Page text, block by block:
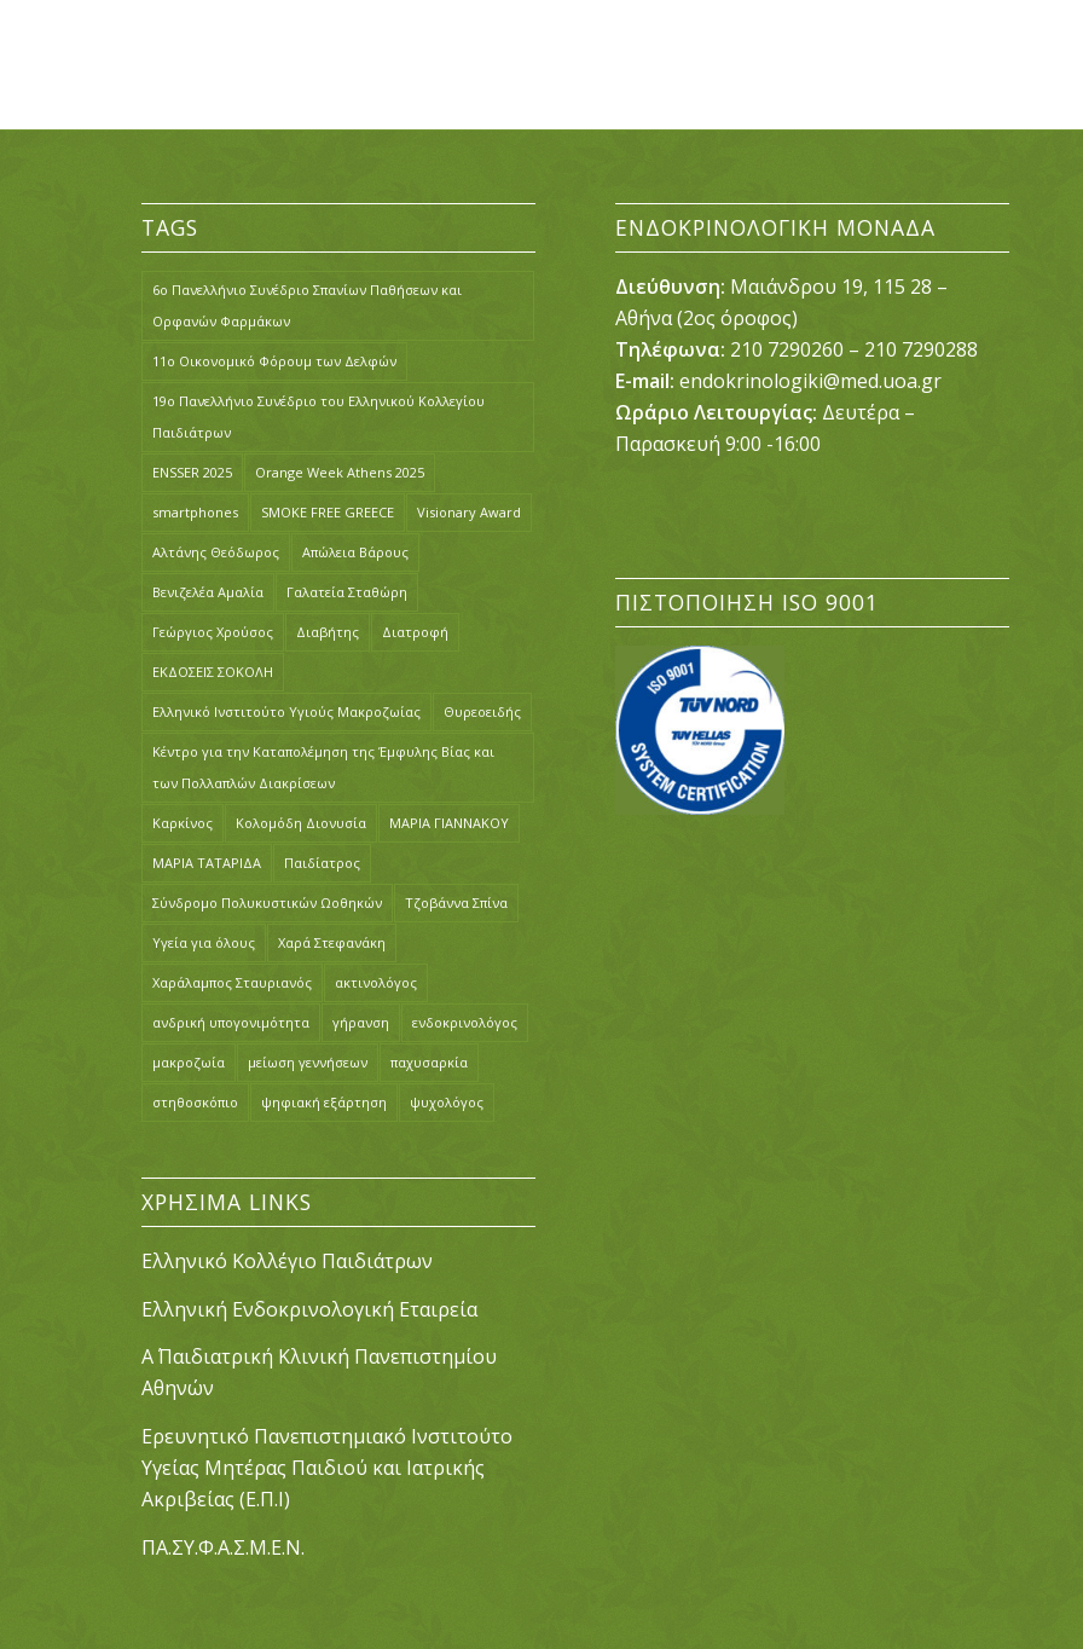
TAGS
6ο Πανελλήνιο Συνέδριο Σπανίων Παθήσεων και
Ορφανών Φαρμάκων
11ο Οικονομικό Φόρουμ των Δελφών
19ο Πανελλήνιο Συνέδριο του Ελληνικού Κολλεγίου
Παιδιάτρων
ENSSER 2025 Orange Week Athens 2025
smartphones SMOKE FREE GREECE Visionary Award
Αλτάνης Θεόδωρος Απώλεια Βάρους
Βενιζελέα Αμαλία Γαλατεία Σταθώρη
Γεώργιος Χρούσος Διαβήτης Διατροφή
ΕΚΔΟΣΕΙΣ ΣΟΚΟΛΗ
Ελληνικό Ινστιτούτο Υγιούς Μακροζωίας Θυρεοειδής
Κέντρο για την Καταπολέμηση της Έμφυλης Βίας και
των Πολλαπλών Διακρίσεων
Καρκίνος Κολομόδη Διονυσία ΜΑΡΙΑ ΓΙΑΝΝΑΚΟΥ
ΜΑΡΙΑ ΤΑΤΑΡΙΔΑ Παιδίατρος
Σύνδρομο Πολυκυστικών Ωοθηκών Τζοβάννα Σπίνα
Υγεία για όλους Χαρά Στεφανάκη
Χαράλαμπος Σταυριανός ακτινολόγος
ανδρική υπογονιμότητα γήρανση ενδοκρινολόγος
μακροζωία μείωση γεννήσεων παχυσαρκία
στηθοσκόπιο ψηφιακή εξάρτηση ψυχολόγος
ΧΡΉΣΙΜΑ LINKS
Ελληνικό Κολλέγιο Παιδιάτρων
Ελληνική Ενδοκρινολογική Εταιρεία
Α΄ Παιδιατρική Κλινική Πανεπιστημίου
Αθηνών
Ερευνητικό Πανεπιστημιακό Ινστιτούτο
Υγείας Μητέρας Παιδιού και Ιατρικής
Ακριβείας (Ε.Π.Ι)
ΠΑ.ΣΥ.Φ.Α.Σ.Μ.Ε.Ν.
ΕΝΔΟΚΡΙΝΟΛΟΓΙΚΉ ΜΟΝΆΔΑ
Διεύθυνση: Μαιάνδρου 19, 115 28 –
Αθήνα (2ος όροφος)
Τηλέφωνα: 210 7290260 – 210 7290288
E-mail: endokrinologiki@med.uoa.gr
Ωράριο Λειτουργίας: Δευτέρα –
Παρασκευή 9:00 -16:00
ΠΙΣΤΟΠΟΊΗΣΗ ISO 9001